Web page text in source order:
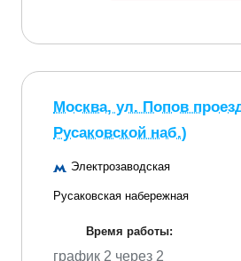
Москва, ул. Попов
Русаковской наб.)
Электрозаводская
Русаковская набережная
Время работы:
график 2 через 2